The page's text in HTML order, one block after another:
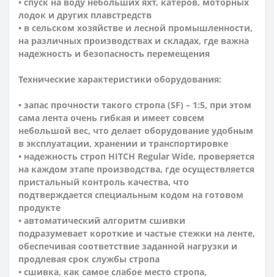
лодок и других плавстредств
• в сельском хозяйстве и лесной промышленности,
на различных производствах и складах, где важна
надежность и безопасность перемещения
Технические характеристики оборудования:
• запас прочности такого стропа (SF) – 1:5, при этом
сама лента очень гибкая и имеет совсем
небольшой вес, что делает оборудование удобным
в эксплуатации, хранении и транспортировке
• надежность строп HITCH Regular Wide, проверяется
на каждом этапе производства, где осуществляется
пристальный контроль качества, что
подтверждается специальным кодом на готовом
продукте
• автоматический алгоритм сшивки
подразумевает короткие и частые стежки на ленте,
обеспечивая соответствие заданной нагрузки и
продлевая срок службы стропа
• сшивка, как самое слабое место стропа,